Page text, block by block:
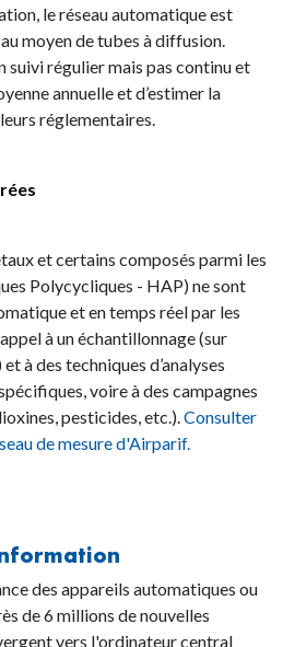
le réseau automatique est
moyen de tubes à diffusion.
régulier mais pas continu et
annuelle et d’estimer la
valeurs réglementaires.
et certains composés parmi les
Polycycliques - HAP) ne sont
et en temps réel par les
à un échantillonnage (sur
à des techniques d’analyses
voire à des campagnes
pesticides, etc.).Consulter
de mesure d'Airparif.
des appareils automatiques ou
de 6 millions de nouvelles
vers l'ordinateur central